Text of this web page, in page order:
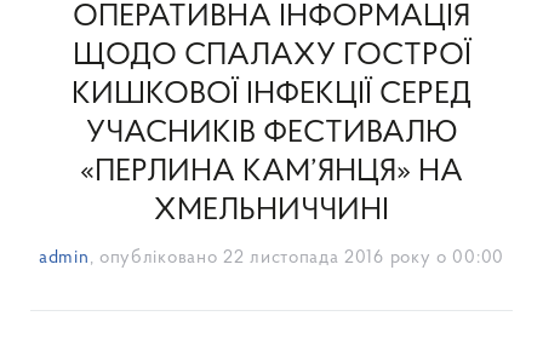
ОПЕРАТИВНА ІНФОРМАЦІЯ
ЩОДО СПАЛАХУ ГОСТРОЇ
КИШКОВОЇ ІНФЕКЦІЇ СЕРЕД
УЧАСНИКІВ ФЕСТИВАЛЮ
«ПЕРЛИНА КАМ’ЯНЦЯ» НА
ХМЕЛЬНИЧЧИНІ
admin , опубліковано 22 листопада 2016 року о 00:00